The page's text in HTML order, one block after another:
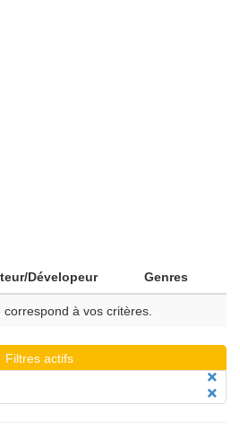
Dévelopeur Genres
à vos critères.
Filtres actifs